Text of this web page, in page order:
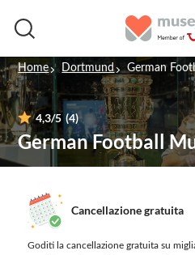
Home Dortmund German
4,3/5 (4)
German Football
Cancellazione gratuita
Goditi la cancellazione gratuita su